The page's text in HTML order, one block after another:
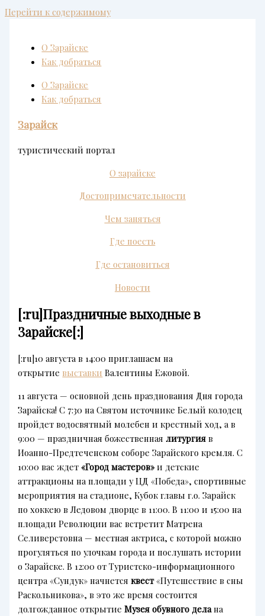
Перейти к содержимому
О Зарайске
Как добраться
О Зарайске
Как добраться
Зарайск
туристический портал
О зарайске
Достопримечательности
Чем заняться
Где поесть
Где остановиться
Новости
[:ru]Праздничные выходные в
Зарайске[:]
[:ru]10 августа в 14:00 приглашаем на
открытие выставки Валентины Ежовой.
11 августа — основной день празднования Дня города
Зарайска! С 7:30 на Святом источнике Белый колодец
пройдет водосвятный молебен и крестный ход, а в
9:00 — праздничная божественнаялитургия в
Иоанно-Предтеченском соборе Зарайского кремля. С
10:00 вас ждет«Город мастеров»и детские
аттракционы на площади у ЦД «Победа», спортивные
мероприятия на стадионе, Кубок главы г.о. Зарайск
по хоккею в Ледовом дворце в 11:00. В 11:00 и 15:00 на
площади Революции вас встретит Матрена
Селиверстовна — местная актриса, с которой можно
прогуляться по улочкам города и послушать истории
о Зарайске. В 12:00 от Туристско-информационного
центра «Сундук» начнетсяквест«Путешествие в сны
Раскольникова», в это же время состоится
долгожданное открытиеМузея обувного делана